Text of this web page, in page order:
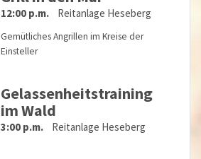
12:00 p.m. Reitanlage Heseberg
Gemütliches Angrillen im Kreise der
Einsteller
Gelassenheitstraining
im Wald
3:00 p.m. Reitanlage Heseberg